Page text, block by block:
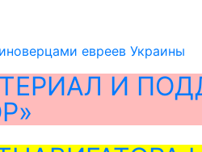
евреев Украины
И